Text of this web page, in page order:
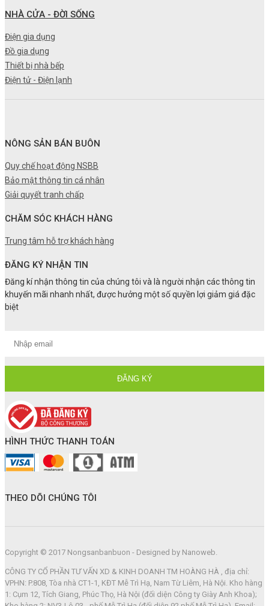
NHÀ CỬA - ĐỜI SỐNG
Điện gia dụng
Đồ gia dụng
Thiết bị nhà bếp
Điện tử - Điện lạnh
NÔNG SẢN BÁN BUÔN
Quy chế hoạt động NSBB
Bảo mật thông tin cá nhân
Giải quyết tranh chấp
CHĂM SÓC KHÁCH HÀNG
Trung tâm hỗ trợ khách hàng
ĐĂNG KÝ NHẬN TIN
Đăng kí nhận thông tin của chúng tôi và là người nhận các thông tin
khuyến mãi nhanh nhất, được hưởng một số quyền lợi giảm giá đặc
biệt
HÌNH THỨC THANH TOÁN
THEO DÕI CHÚNG TÔI
Copyright © 2017 Nongsanbanbuon - Designed by Nanoweb.
CÔNG TY CỔ PHẦN TƯ VẤN XD & KINH DOANH TM HOÀNG HÀ , địa chỉ:
VPHN: P.808, Tòa nhà CT1-1, KĐT Mễ Trì Hạ, Nam Từ Liêm, Hà Nội. Kho hàng
1: Cụm 12, Tích Giang, Phúc Thọ, Hà Nội (đối diện Công ty Giày Anh Khoa);